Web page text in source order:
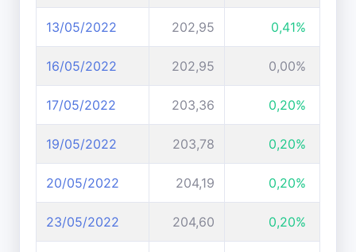
13/05/2022 202,95 0,41%
16/05/2022 202,95 0,00%
17/05/2022 203,36 0,20%
19/05/2022 203,78 0,20%
20/05/2022 204,19 0,20%
23/05/2022 204,60 0,20%